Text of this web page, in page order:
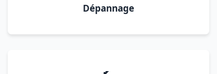
Dépannage